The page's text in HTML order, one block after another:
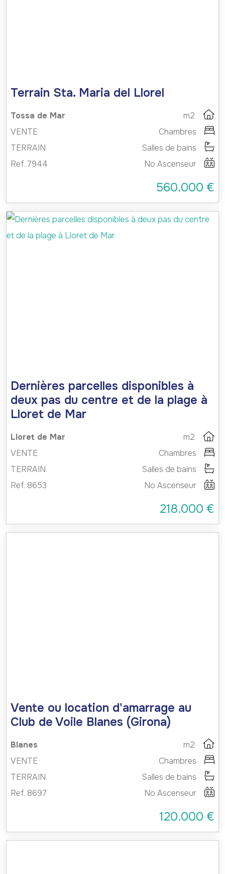
Terrain Sta. Maria del Llorel
Tossa de Mar
VENTE
TERRAIN
Ref. 7944
m2
Chambres
Salles de bains
No Ascenseur
560.000 €
Dernières parcelles disponibles à
deux pas du centre et de la plage à
Lloret de Mar
Lloret de Mar
VENTE
TERRAIN
Ref. 8653
m2
Chambres
Salles de bains
No Ascenseur
218.000 €
Vente ou location d'amarrage au
Club de Voile Blanes (Girona)
Blanes
VENTE
TERRAIN
Ref. 8697
m2
Chambres
Salles de bains
No Ascenseur
120.000 €